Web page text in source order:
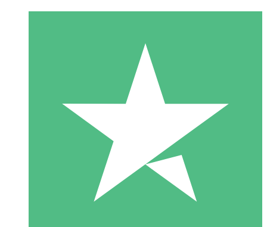
Individuele Creditpakketten
Betaal per gebruik met downloadtegoeden. Geen maandelijkse
1000